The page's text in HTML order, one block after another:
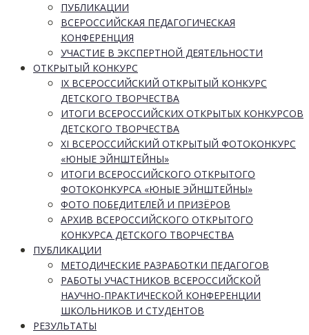
ПУБЛИКАЦИИ
ВСЕРОССИЙСКАЯ ПЕДАГОГИЧЕСКАЯ
КОНФЕРЕНЦИЯ
УЧАСТИЕ В ЭКСПЕРТНОЙ ДЕЯТЕЛЬНОСТИ
ОТКРЫТЫЙ КОНКУРС
IX ВСЕРОССИЙСКИЙ ОТКРЫТЫЙ КОНКУРС
ДЕТСКОГО ТВОРЧЕСТВА
ИТОГИ ВСЕРОССИЙСКИХ ОТКРЫТЫХ КОНКУРСОВ
ДЕТСКОГО ТВОРЧЕСТВА
XI ВСЕРОССИЙСКИЙ ОТКРЫТЫЙ ФОТОКОНКУРС
«ЮНЫЕ ЭЙНШТЕЙНЫ»
ИТОГИ ВСЕРОССИЙСКОГО ОТКРЫТОГО
ФОТОКОНКУРСА «ЮНЫЕ ЭЙНШТЕЙНЫ»
ФОТО ПОБЕДИТЕЛЕЙ И ПРИЗЁРОВ
АРХИВ ВСЕРОССИЙСКОГО ОТКРЫТОГО
КОНКУРСА ДЕТСКОГО ТВОРЧЕСТВА
ПУБЛИКАЦИИ
МЕТОДИЧЕСКИЕ РАЗРАБОТКИ ПЕДАГОГОВ
РАБОТЫ УЧАСТНИКОВ ВСЕРОССИЙСКОЙ
НАУЧНО-ПРАКТИЧЕСКОЙ КОНФЕРЕНЦИИ
ШКОЛЬНИКОВ И СТУДЕНТОВ
РЕЗУЛЬТАТЫ